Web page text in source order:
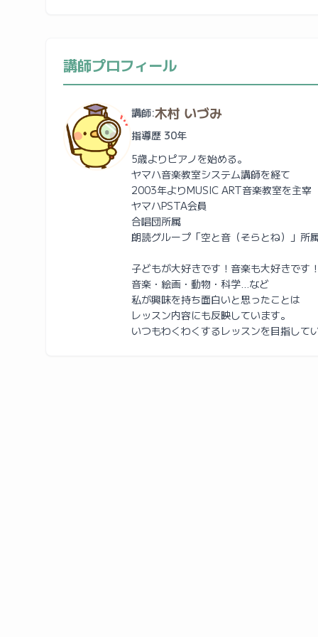
講師プロフィール
講師:木村 いづみ
指導歴 30年
5歳よりピアノを始める。
ヤマハ音楽教室システム講師を経て
2003年よりMUSIC ART音楽教室を主宰
ヤマハPSTA会員
合唱団所属
朗読グループ「空と音（そらとね）」所
子どもが大好きです！音楽も大好きです
音楽・絵画・動物・科学…など
私が興味を持ち面白いと思ったことは
レッスン内容にも反映しています。
いつもわくわくするレッスンを目指して